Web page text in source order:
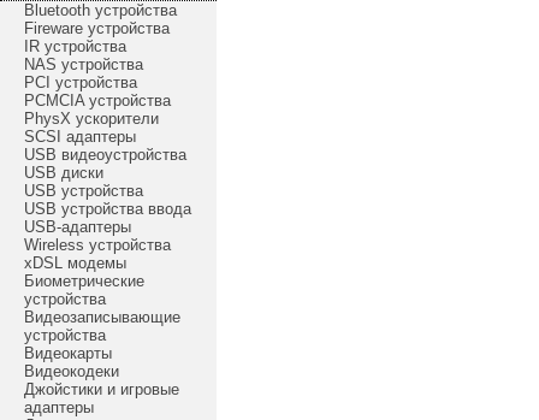
Bluetooth устройства
Fireware устройства
IR устройства
NAS устройства
PCI устройства
PCMCIA устройства
PhysX ускорители
SCSI адаптеры
USB видеоустройства
USB диски
USB устройства
USB устройства ввода
USB-адаптеры
Wireless устройства
xDSL модемы
Биометрические
устройства
Видеозаписывающие
устройства
Видеокарты
Видеокодеки
Джойстики и игровые
адаптеры